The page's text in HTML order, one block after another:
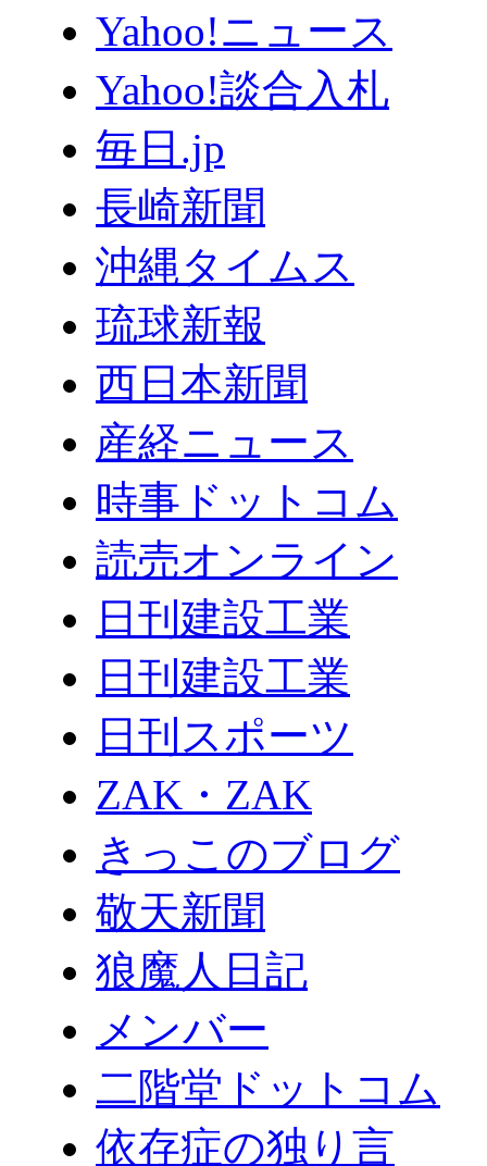
Yahoo!ニュース
Yahoo!談合入札
毎日.jp
長崎新聞
沖縄タイムス
琉球新報
西日本新聞
産経ニュース
時事ドットコム
読売オンライン
日刊建設工業
日刊建設工業
日刊スポーツ
ZAK・ZAK
きっこのブログ
敬天新聞
狼魔人日記
メンバー
二階堂ドットコム
依存症の独り言